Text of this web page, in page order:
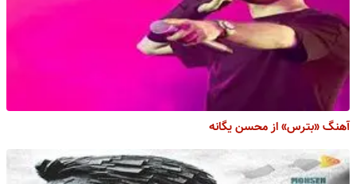
آهنگ «بترس» از محسن یگانه